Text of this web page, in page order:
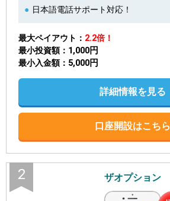
日本語電話サポート対応！
最大ペイアウト
2.2倍！
最小投資額
1,000円
最小入金額 5,000円
詳細情報を見る
口座開設はこちら
2 ザオプション